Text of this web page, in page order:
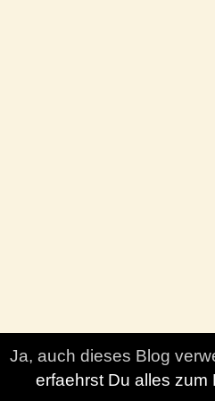
Ja, auch dieses Blog
erfaehrst Du alles zum